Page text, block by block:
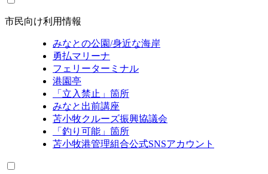
市民向け利用情報
みなとの公園/身近な海岸
勇払マリーナ
フェリーターミナル
港園亭
「立入禁止」箇所
みなと出前講座
苫小牧クルーズ振興協議会
「釣り可能」箇所
苫小牧港管理組合公式SNSアカウント